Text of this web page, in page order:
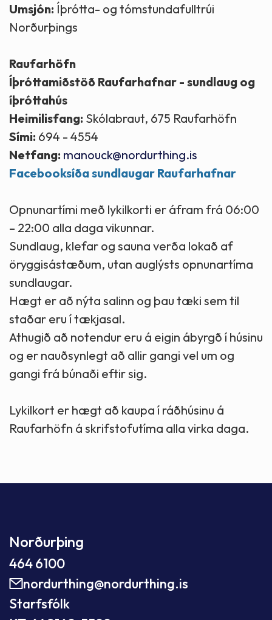
Umsjón: Íþrótta- og tómstundafulltrúi
Norðurþings
Raufarhöfn
Íþróttamiðstöð Raufarhafnar - sundlaug og
íþróttahús
Heimilisfang: Skólabraut, 675 Raufarhöfn
Sími: 694 - 4554
Netfang: manouck@nordurthing.is
Facebooksíða sundlaugar Raufarhafnar
Opnunartími með lykilkorti er áfram frá 06:00
– 22:00 alla daga vikunnar.
Sundlaug, klefar og sauna verða lokað af
öryggisástæðum, utan auglýsts opnunartíma
sundlaugar.
Hægt er að nýta salinn og þau tæki sem til
staðar eru í tækjasal.
Athugið að notendur eru á eigin ábyrgð í húsinu
og er nauðsynlegt að allir gangi vel um og
gangi frá búnaði eftir sig.
Lykilkort er hægt að kaupa í ráðhúsinu á
Raufarhöfn á skrifstofutíma alla virka daga.
Norðurþing
464 6100
nordurthing@nordurthing.is
Starfsfólk